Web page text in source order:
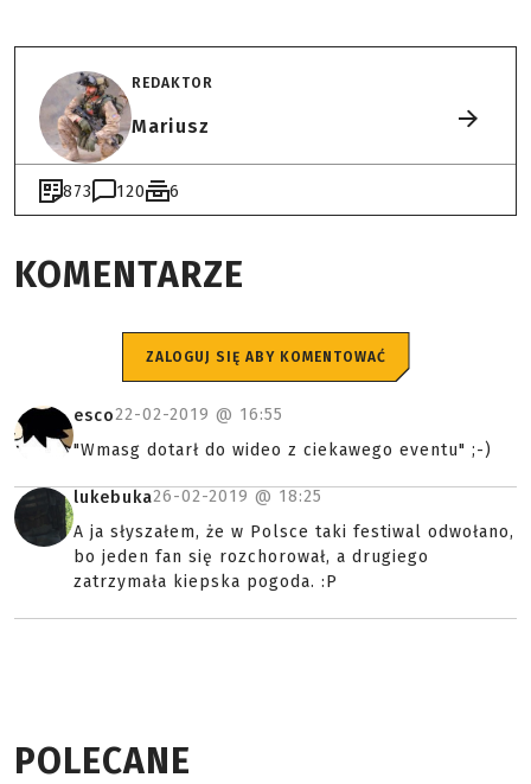
REDAKTOR
Mariusz
873 120 6
KOMENTARZE
ZALOGUJ SIĘ ABY KOMENTOWAĆ
esco22-02-2019 @ 16:55
"Wmasg dotarł do wideo z ciekawego eventu" ;-)
lukebuka26-02-2019 @ 18:25
A ja słyszałem, że w Polsce taki festiwal odwołano,
bo jeden fan się rozchorował, a drugiego
zatrzymała kiepska pogoda. :P
POLECANE